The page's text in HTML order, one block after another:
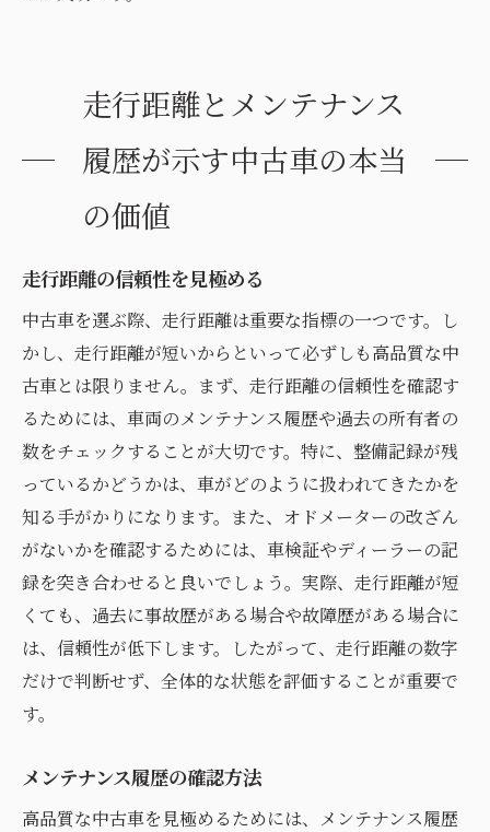
走行距離とメンテナンス
履歴が示す中古車の本当
の価値
走行距離の信頼性を見極める
中古車を選ぶ際、走行距離は重要な指標の一つです。し
かし、走行距離が短いからといって必ずしも高品質な中
古車とは限りません。まず、走行距離の信頼性を確認す
るためには、車両のメンテナンス履歴や過去の所有者の
数をチェックすることが大切です。特に、整備記録が残
っているかどうかは、車がどのように扱われてきたかを
知る手がかりになります。また、オドメーターの改ざん
がないかを確認するためには、車検証やディーラーの記
録を突き合わせると良いでしょう。実際、走行距離が短
くても、過去に事故歴がある場合や故障歴がある場合に
は、信頼性が低下します。したがって、走行距離の数字
だけで判断せず、全体的な状態を評価することが重要で
す。
メンテナンス履歴の確認方法
高品質な中古車を見極めるためには、メンテナンス履歴